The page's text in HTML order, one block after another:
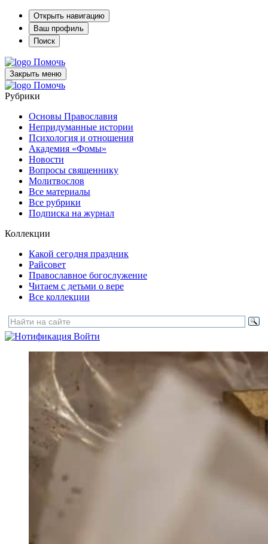
Открыть навигацию
Ваш профиль
Поиск
Помочь
Закрыть меню
Помочь
Рубрики
Основы Православия
Непридуманные истории
Психология и отношения
Академия «Фомы»
Новости
Вопросы священнику
Молитвослов
Все материалы
Все рубрики
Подписка на журнал
Коллекции
Какой сегодня праздник
Райсовет
Православное богослужение
Читаем с детьми о вере
Все коллекции
Войти